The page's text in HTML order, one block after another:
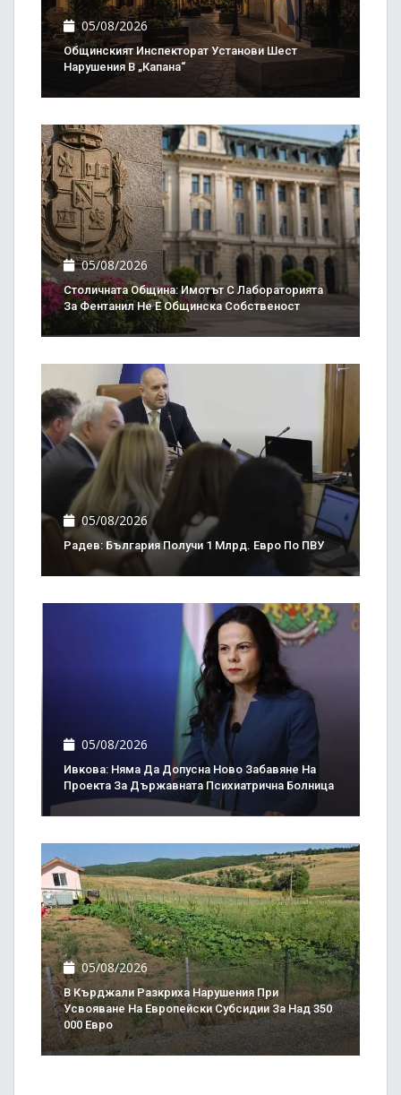
05/08/2026
Общинският Инспекторат Установи Шест
Нарушения В „Капана“
05/08/2026
Столичната Община: Имотът С Лабораторията
За Фентанил Не Е Общинска Собственост
05/08/2026
Радев: България Получи 1 Млрд. Евро По ПВУ
05/08/2026
Ивкова: Няма Да Допусна Ново Забавяне На
Проекта За Държавната Психиатрична Болница
05/08/2026
В Кърджали Разкриха Нарушения При
Усвояване На Европейски Субсидии За Над 350
000 Евро